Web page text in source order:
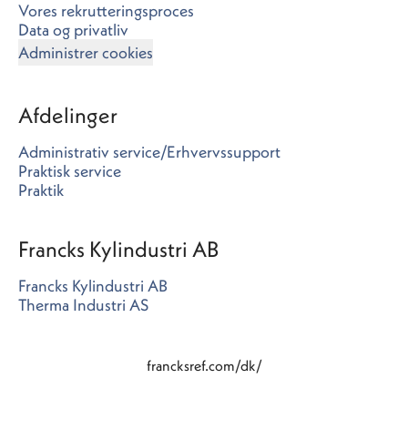
Vores rekrutteringsproces
Data og privatliv
Administrer cookies
Afdelinger
Administrativ service/Erhvervssupport
Praktisk service
Praktik
Francks Kylindustri AB
Francks Kylindustri AB
Therma Industri AS
francksref.com/dk/